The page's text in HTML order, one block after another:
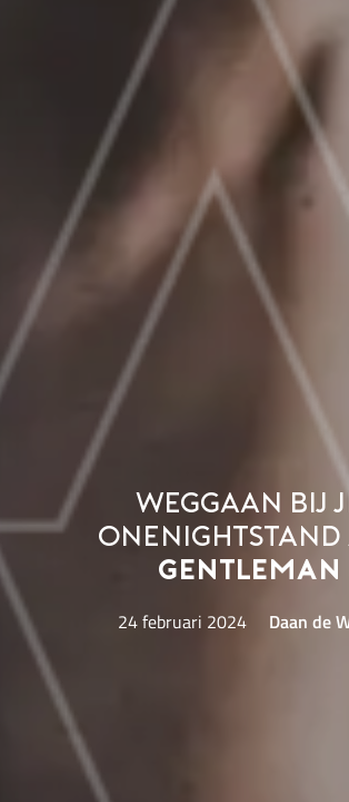
Weggaan bij
onenightstand
gentleman
24 februari 2024 Daan de